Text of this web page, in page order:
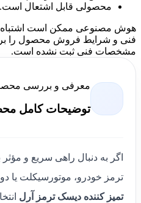
محصولی قابل اشتعال است.
هوش مصنوعی ممکن است اشتباه
فنی و شرایط فروش محصول را
مشخصات فنی ثبت نشده است.
معرفی و بررسی
توضیحات کامل
اگر به دنبال راهی سریع و
ترمز خودرو، موتورسیکلت یا
تمیز کننده دیسک ترمز آرل